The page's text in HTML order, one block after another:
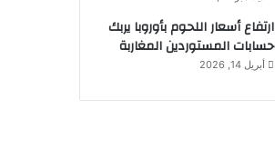
ارتفاع أسعار اللحوم بأوروبا يربك
حسابات المستوردين المغاربة
أبريل 14, 2026